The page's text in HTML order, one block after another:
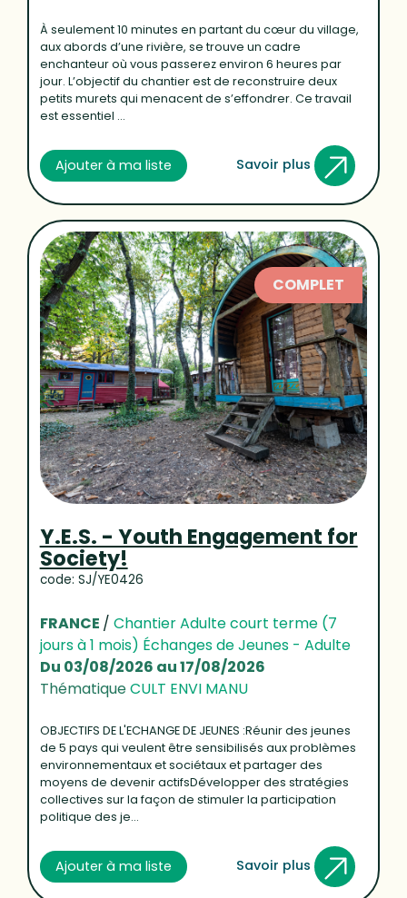
À seulement 10 minutes en partant du cœur du village,
aux abords d’une rivière, se trouve un cadre
enchanteur où vous passerez environ 6 heures par
jour. L’objectif du chantier est de reconstruire deux
petits murets qui menacent de s’effondrer. Ce travail
est essentiel ...
Ajouter à ma liste Savoir plus
COMPLET
Y.E.S. - Youth Engagement for
Society!
code: SJ/YE0426
FRANCE / Chantier Adulte court terme (7
jours à 1 mois) Échanges de Jeunes - Adulte
Du 03/08/2026 au 17/08/2026
ThématiqueCULT ENVI MANU
OBJECTIFS DE L'ECHANGE DE JEUNES :Réunir des jeunes
de 5 pays qui veulent être sensibilisés aux problèmes
environnementaux et sociétaux et partager des
moyens de devenir actifsDévelopper des stratégies
collectives sur la façon de stimuler la participation
politique des je...
Ajouter à ma liste Savoir plus